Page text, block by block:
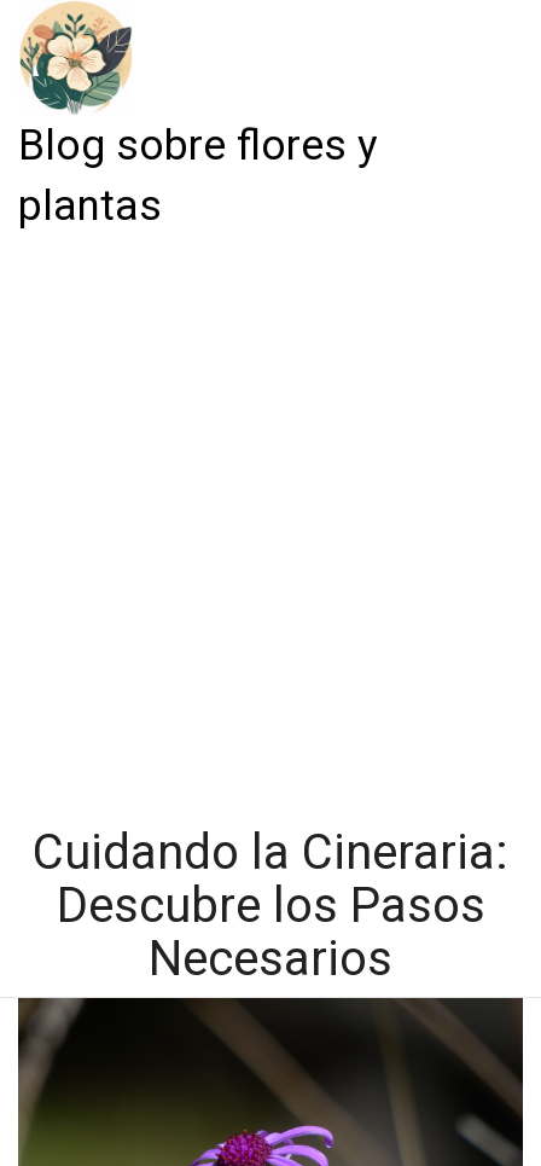
Blog sobre flores y
plantas
Cuidando la Cineraria:
Descubre los Pasos
Necesarios